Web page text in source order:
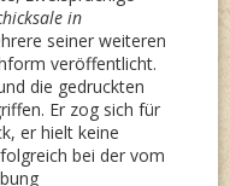
in
seiner weiteren
veröffentlicht.
die gedruckten
Er zog sich für
er hielt keine
bei der vom